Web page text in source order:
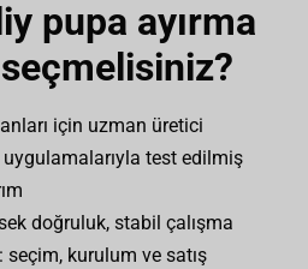
pupa ayırma
için uzman üretici
test edilmiş
doğruluk, stabil çalışma
kurulum ve satış